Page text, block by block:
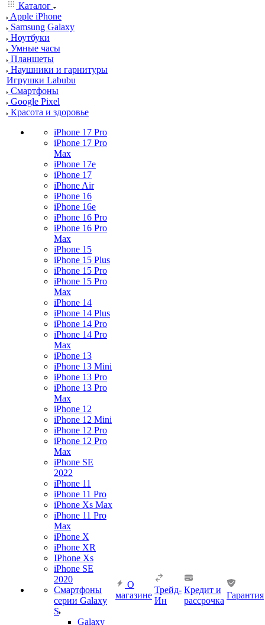
Каталог
Apple iPhone
Samsung Galaxy
Ноутбуки
Умные часы
Планшеты
Наушники и гарнитуры
Игрушки Labubu
Смартфоны
Google Pixel
Красота и здоровье
iPhone 17 Pro
iPhone 17 Pro
Max
iPhone 17e
iPhone 17
iPhone Air
iPhone 16
iPhone 16e
iPhone 16 Pro
iPhone 16 Pro
Max
iPhone 15
iPhone 15 Plus
iPhone 15 Pro
iPhone 15 Pro
Max
iPhone 14
iPhone 14 Plus
iPhone 14 Pro
iPhone 14 Pro
Max
iPhone 13
iPhone 13 Mini
iPhone 13 Pro
iPhone 13 Pro
Max
iPhone 12
iPhone 12 Mini
iPhone 12 Pro
iPhone 12 Pro
Max
iPhone SE
2022
iPhone 11
iPhone 11 Pro
iPhone Xs Max
iPhone 11 Pro
Max
iPhone X
iPhone XR
IPhone Xs
iPhone SE
2020
Смартфоны
серии Galaxy
S
Galaxy
О
магазине
Трейд-
Ин
Кредит и
рассрочка
Гарантия